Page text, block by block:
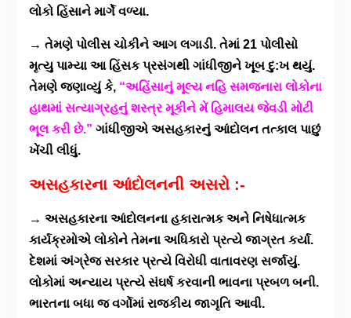
લોકો હિંસાને માર્ગે વળ્યા.
→ તેમણે પોલીસ ચોકીને આગ લગાડી. તેમાં 21 પોલીસો
મૃત્યુ પામ્યા આ હિંસક પ્રસંગથી ગાંધીજીને ખૂબ દુ:ખ થયું.
તેમણે જણાવ્યું કે, “અહિંસાનું મૂલ્ય નહિ સમજનારા લોકોના
હાથમાં સત્યાગ્રહનું શસ્ત્ર મૂકીને મેં હિમાલય જેવડી મોટી
ભૂલ કરી છે.” ગાંધીજીએ અસહકારનું આંદોલન તત્કાલ પાછું
ખેંચી લીધું.
અસહકારના આંદોલનની અસરો :-
→ અસહકારના આંદોલનના હકારાત્મક અને નિષેધાત્મક
કાર્યક્રમોએ લોકોને તેમના અધિકારો પ્રત્યે જાગ્રત કર્યા.
દેશમાં અંગ્રેજ સરકાર પ્રત્યે વિરોધી વાતાવરણ સર્જાયું.
લોકોમાં અન્યાય પ્રત્યે સંઘર્ષ કરવાની ભાવના પ્રબળ બની.
ભારતના બધા જ વર્ગોમાં રાજકીય જાગૃતિ આવી.